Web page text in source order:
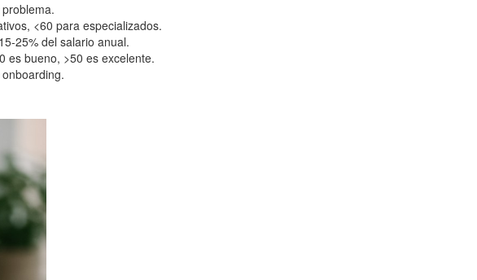
<60 para especializados.
25% del salario anual.
es bueno, >50 es excelente.